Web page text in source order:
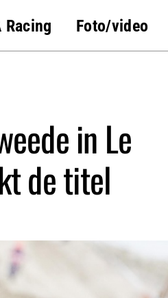
Racing Foto/video
in Le
de titel